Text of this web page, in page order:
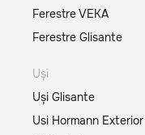
Ferestre VEKA
Ferestre Glisante
Uși
Uși Glisante
Usi Hormann Exterior